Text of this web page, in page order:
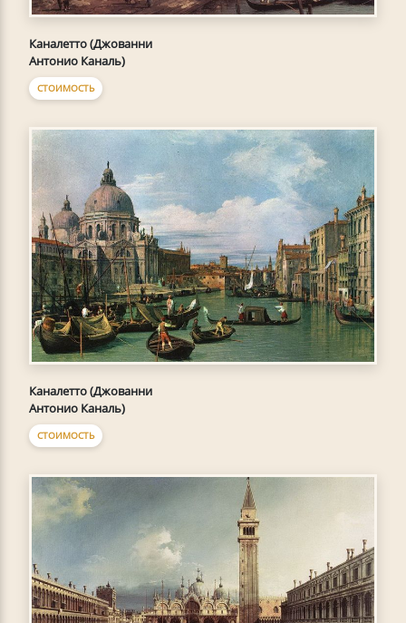
Каналетто (Джованни
Антонио Каналь)
СТОИМОСТЬ
Каналетто (Джованни
Антонио Каналь)
СТОИМОСТЬ